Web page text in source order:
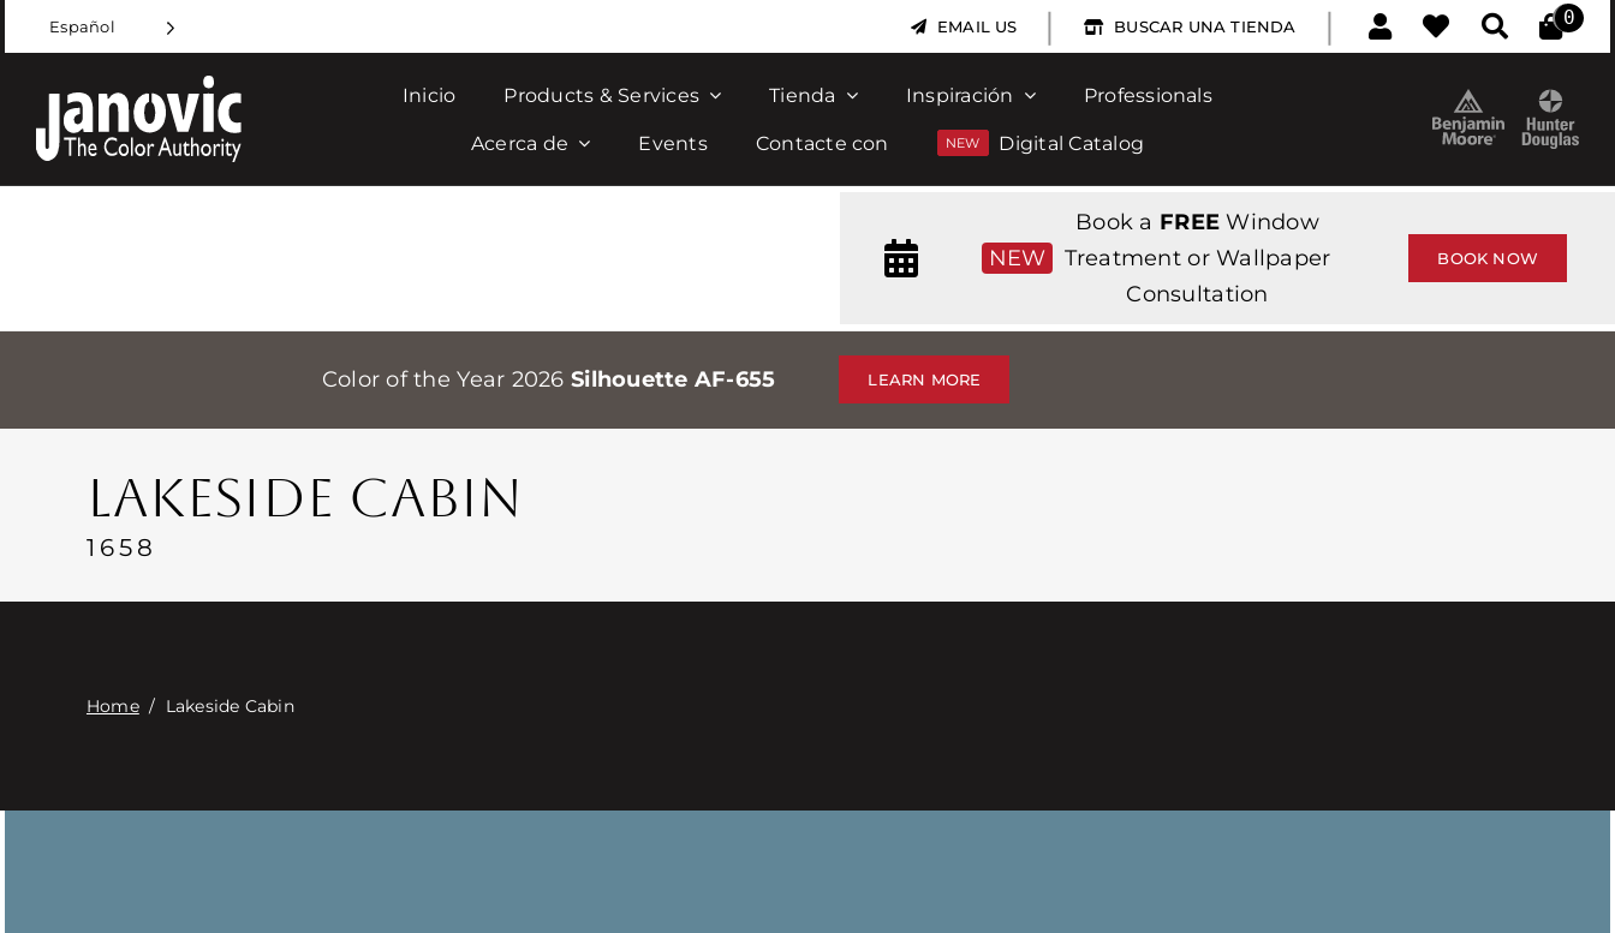
to
content
Español EMAIL US | BUSCAR UNA TIENDA | 0
Inicio Products & Services Tienda Inspiración Professionals
Acerca de Events Contacte con Digital Catalog
NEW
Book a FREE Window
Treatment or Wallpaper
Consultation
BOOK NOW
Color of the Year 2026 Silhouette AF-655 LEARN MORE
LAKESIDE CABIN
1658
Home/ Lakeside Cabin